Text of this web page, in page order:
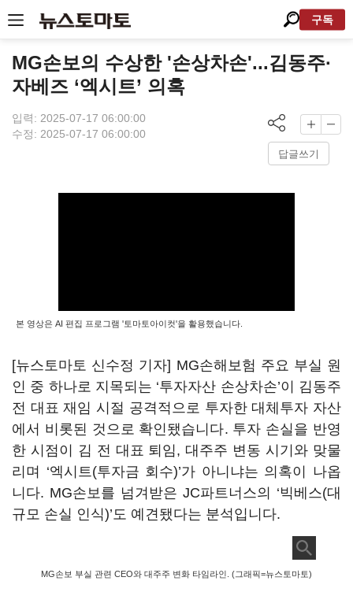
구독
MG손보의 수상한 '손상차손'...김동주·
자베즈 ‘엑시트’ 의혹
입력: 2025-07-17 06:00:00
수정: 2025-07-17 06:00:00
답글쓰기
본 영상은 AI 편집 프로그램 '토마토아이컷'을 활용했습니다.
[뉴스토마토 신수정 기자] MG손해보험 주요 부실 원
인 중 하나로 지목되는 ‘투자자산 손상차손’이 김동주
전 대표 재임 시절 공격적으로 투자한 대체투자 자산
에서 비롯된 것으로 확인됐습니다. 투자 손실을 반영
한 시점이 김 전 대표 퇴임, 대주주 변동 시기와 맞물
리며 ‘엑시트(투자금 회수)’가 아니냐는 의혹이 나옵
니다. MG손보를 넘겨받은 JC파트너스의 ‘빅베스(대
규모 손실 인식)’도 예견됐다는 분석입니다.
MG손보 부실 관련 CEO와 대주주 변화 타임라인. (그래픽=뉴스토마토)